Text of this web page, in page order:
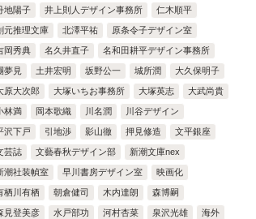
地陽子 井上則人デザイン事務所 仁木順平
元推理文庫 北澤平祐 原条令子デザイン室
岡秀典 名久井直子 名和田耕平デザイン事務所
夢見 土井宏明 坂野公一 城所潤 大久保明子
原大次郎 大塚いちお事務所 大塚英志 大武尚貴
林満 岡本歌織 川名潤 川谷デザイン
沢下戸 引地渉 影山徹 押見修造 文平銀座
芸誌 文藝春秋デザイン部 新潮文庫nex
潮社装幀室 早川書房デザイン室 映画化
栖川有栖 朝倉健司 木内達朗 森博嗣
見登美彦 水戸部功 河村杏菜 泉沢光雄 海外